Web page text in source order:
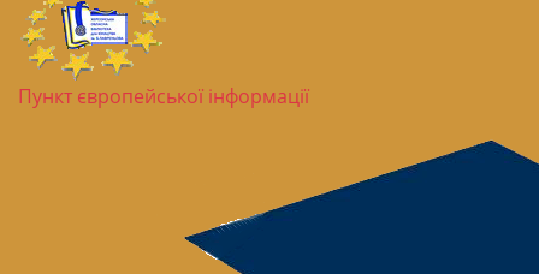
Пункт європейської інформації